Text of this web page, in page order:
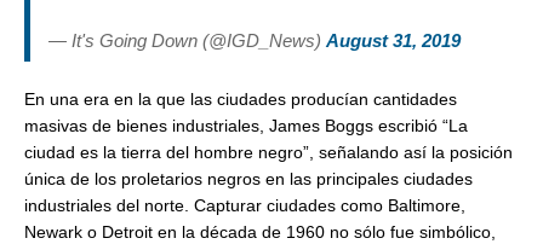
— It's Going Down (@IGD_News) August 31, 2019
En una era en la que las ciudades producían cantidades
masivas de bienes industriales, James Boggs escribió “La
ciudad es la tierra del hombre negro”, señalando así la posición
única de los proletarios negros en las principales ciudades
industriales del norte. Capturar ciudades como Baltimore,
Newark o Detroit en la década de 1960 no sólo fue simbólico,